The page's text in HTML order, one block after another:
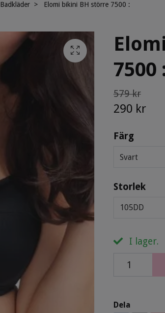
Badkläder Elomi bikini BH större 7500 :
7500
579 kr
290 kr
Färg
Svart
Storlek
105DD
I lager.
Dela